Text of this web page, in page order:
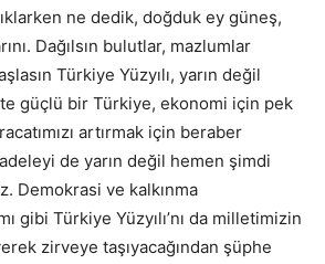
ne dedik, doğduk ey güneş,
Dağılsın bulutlar, mazlumlar
Türkiye Yüzyılı, yarın değil
güçlü bir Türkiye, ekonomi için pek
artırmak için beraber
de yarın değil hemen şimdi
Demokrasi ve kalkınma
gibi Türkiye Yüzyılı’nı da milletimizin
zirveye taşıyacağından şüphe